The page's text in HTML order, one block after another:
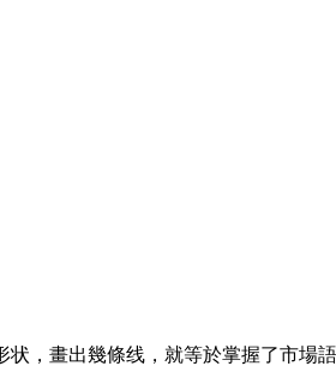
，畫出幾條线，就等於掌握了市